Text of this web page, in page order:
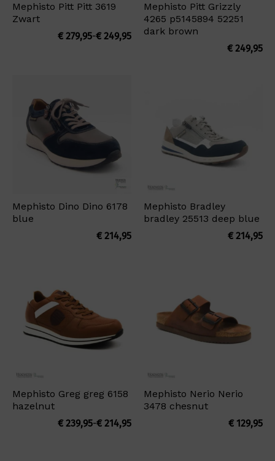
Mephisto Pitt Pitt 3619
Zwart
€249,95
-
€279,95
Prijsklasse:
Mephisto Pitt Grizzly
4265 p5145894 52251
dark brown
€249,95
Mephisto Dino Dino 6178
blue
€214,95
Mephisto Bradley
bradley 25513 deep blue
€214,95
Mephisto Greg greg 6158
hazelnut
€214,95
-
€239,95
Prijsklasse:
Mephisto Nerio Nerio
3478 chesnut
€129,95